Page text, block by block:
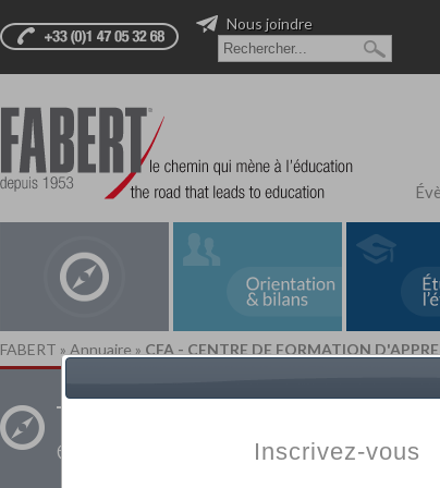
Nous joindre
FABERT » Annuaire » CFA - CENTRE DE FORMATION
Trouver un
établissement privé
votre
Inscrivez-vous